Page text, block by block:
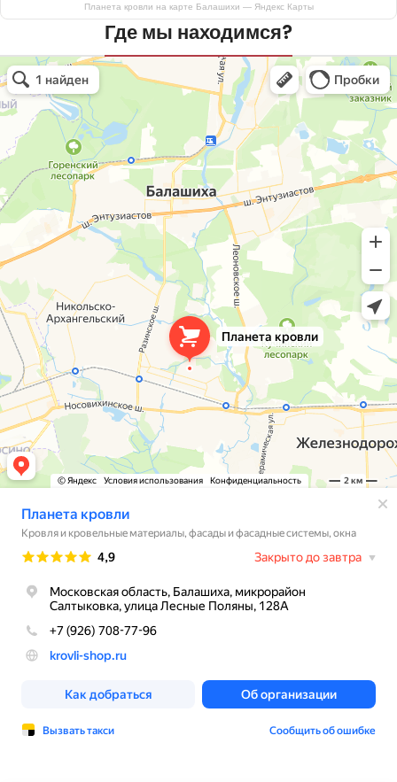
Планета кровли на карте Балашихи — Яндекс Карты
Где мы находимся?
Планета кровли
Кровля и кровельные материалы в Балашихе
Окна в Балашихе